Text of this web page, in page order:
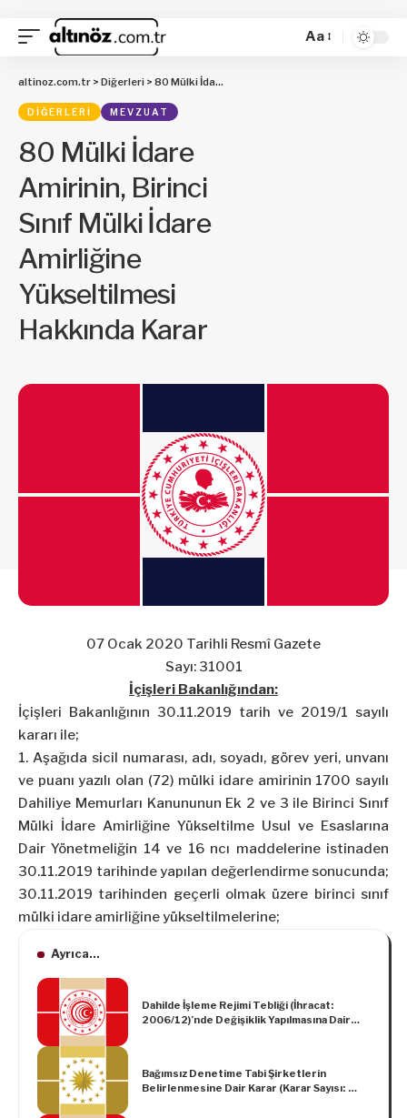
Aa
altinoz.com.tr > Diğerleri > 80 Mülki İdare Amirinin, Birinci Sınıf Mülki İdare Amirliğine Yükseltilmesi Hakkında Karar
DIĞERLERI MEVZUAT
80 Mülki İdare
Amirinin, Birinci
Sınıf Mülki İdare
Amirliğine
Yükseltilmesi
Hakkında Karar
07 Ocak 2020 Tarihli Resmî Gazete
Sayı: 31001
İçişleri Bakanlığından:
İçişleri Bakanlığının 30.11.2019 tarih ve 2019/1 sayılı
kararı ile;
1. Aşağıda sicil numarası, adı, soyadı, görev yeri, unvanı
ve puanı yazılı olan (72) mülki idare amirinin 1700 sayılı
Dahiliye Memurları Kanununun Ek 2 ve 3 ile Birinci Sınıf
Mülki İdare Amirliğine Yükseltilme Usul ve Esaslarına
Dair Yönetmeliğin 14 ve 16 ncı maddelerine istinaden
30.11.2019 tarihinde yapılan değerlendirme sonucunda;
30.11.2019 tarihinden geçerli olmak üzere birinci sınıf
mülki idare amirliğine yükseltilmelerine;
Ayrıca...
Dahilde İşleme Rejimi Tebliği (İhracat:
2006/12)’nde Değişiklik Yapılmasına Dair
Bağımsız Denetime Tabi Şirketlerin
Belirlenmesine Dair Karar (Karar Sayısı: